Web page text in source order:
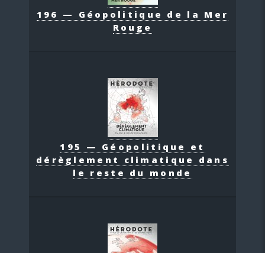
196 — Géopolitique de la Mer
Rouge
195 — Géopolitique et
dérèglement climatique dans
le reste du monde